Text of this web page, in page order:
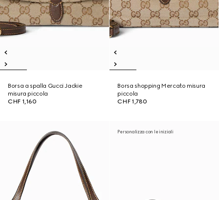
Borsa a spalla Gucci Jackie
misura piccola
CHF 1,160
Borsa shopping Mercato misura
piccola
CHF 1,780
Personalizza con le iniziali